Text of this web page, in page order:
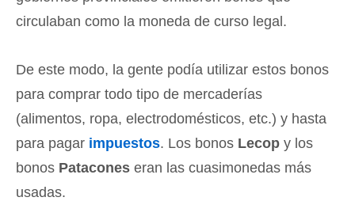
circulaban como la moneda de curso legal.
De este modo, la gente podía utilizar estos bonos
para comprar todo tipo de mercaderías
(alimentos, ropa, electrodomésticos, etc.) y hasta
para pagar impuestos. Los bonos Lecop y los
bonos Patacones eran las cuasimonedas más
usadas.